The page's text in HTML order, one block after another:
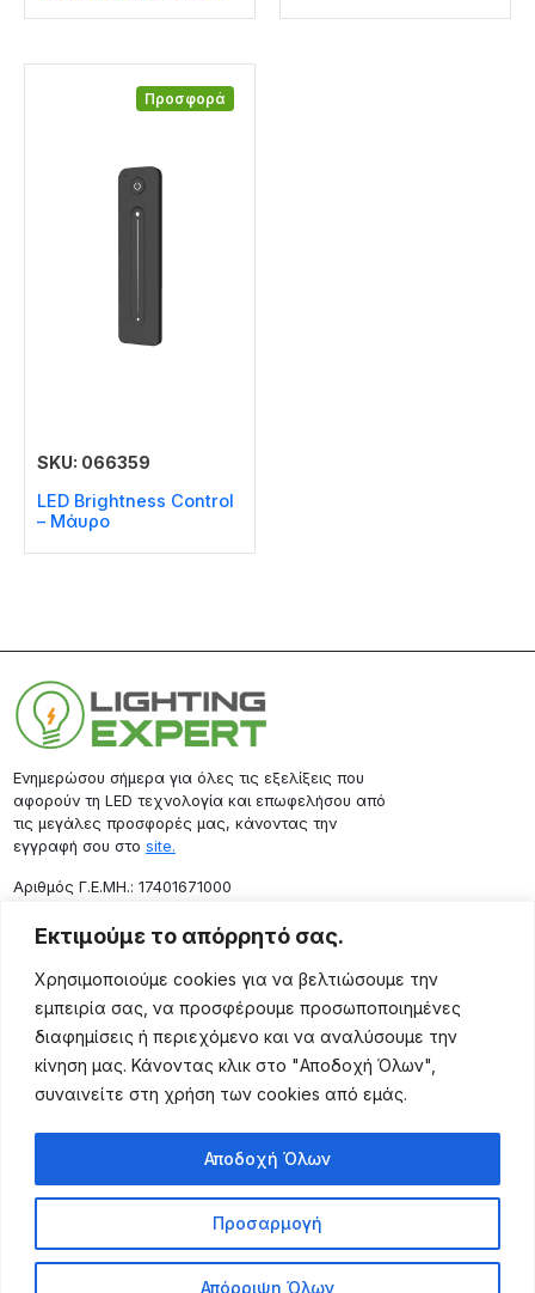
Εκτιμούμε το απόρρητό σας.
Χρησιμοποιούμε cookies για να βελτιώσουμε την
εμπειρία σας, να προσφέρουμε προσωποποιημένες
διαφημίσεις ή περιεχόμενο και να αναλύσουμε την
κίνηση μας. Κάνοντας κλικ στο "Αποδοχή Όλων",
συναινείτε στη χρήση των cookies από εμάς.
Προσαρμογή
Απόρριψη Όλων
Αποδοχή Όλων
Προσφορά
SKU: 066359
LED Brightness Control
– Μάυρο
Ενημερώσου σήμερα για όλες τις εξελίξεις που
αφορούν τη LED τεχνολογία και επωφελήσου από
τις μεγάλες προσφορές μας, κάνοντας την
εγγραφή σου στο site.
Aριθμός Γ.Ε.ΜΗ.: 17401671000
Επικοινωνία
Ρόδου 133, Αθήνα 10443
(+30) 211 725 5427
sales@lightingexpert.gr
Χρήσιμες Σελίδες
Προϊόντα
Τρόποι Αποστολής